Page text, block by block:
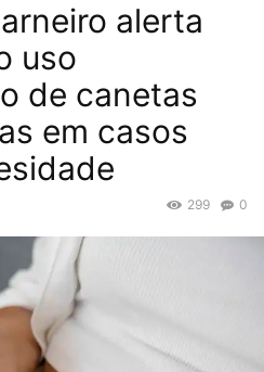
alerta
uso
de canetas
em casos
0
299